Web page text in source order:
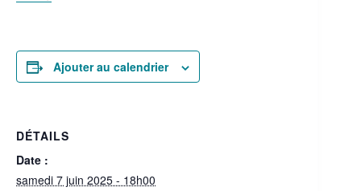
Ajouter au calendrier
DÉTAILS
Date :
samedi 7 juin 2025 - 18h00